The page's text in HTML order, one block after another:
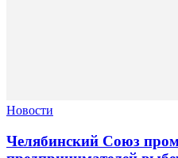
Новости
Челябинский Союз